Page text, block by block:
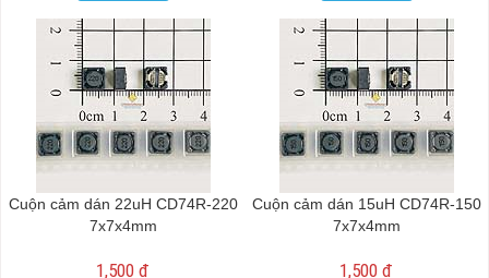
Cuộn cảm dán 22uH CD74R-220
7x7x4mm
1,500 đ
Cuộn cảm dán 15uH CD74R-150
7x7x4mm
1,500 đ